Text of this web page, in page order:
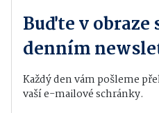
Buďte v obraze
denním
Každý den vám pošleme
vaší e-mailové schránky.